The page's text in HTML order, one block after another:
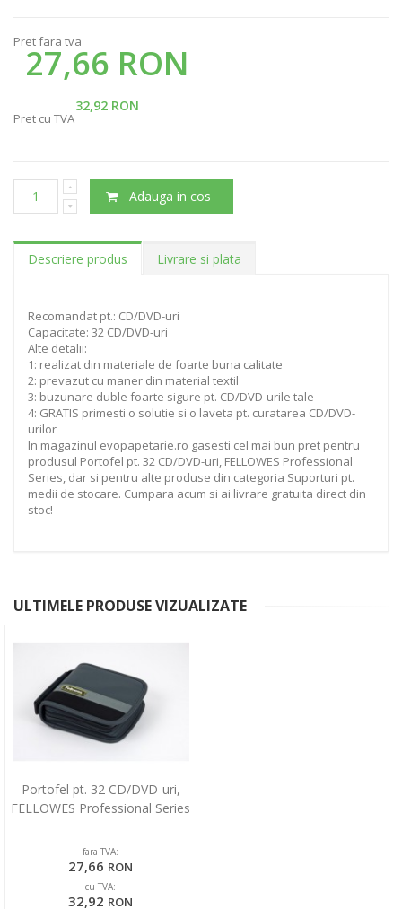
Pret fara tva
27,66 RON
32,92 RON
Pret cu TVA
Adauga in cos
Descriere produs Livrare si plata
Recomandat pt.: CD/DVD-uri
Capacitate: 32 CD/DVD-uri
Alte detalii:
1: realizat din materiale de foarte buna calitate
2: prevazut cu maner din material textil
3: buzunare duble foarte sigure pt. CD/DVD-urile tale
4: GRATIS primesti o solutie si o laveta pt. curatarea CD/DVD-
urilor
In magazinul evopapetarie.ro gasesti cel mai bun pret pentru
produsul Portofel pt. 32 CD/DVD-uri, FELLOWES Professional
Series, dar si pentru alte produse din categoria Suporturi pt.
medii de stocare. Cumpara acum si ai livrare gratuita direct din
stoc!
ULTIMELE PRODUSE VIZUALIZATE
Portofel pt. 32 CD/DVD-uri,
FELLOWES Professional Series
fara TVA:
27,66 RON
cu TVA:
32,92 RON